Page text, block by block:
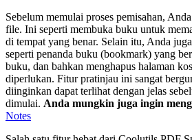
Sebelum memulai proses pemisahan,
file. Ini seperti membuka buku untuk
di tempat yang benar. Selain itu, Anda
seperti penanda buku (bookmark) yang
buku, dan bahkan menghapus halaman
diperlukan. Fitur pratinjau ini sangat
diinginkan dapat terlihat dengan jelas
dimulai. Anda mungkin juga ingin
Notes